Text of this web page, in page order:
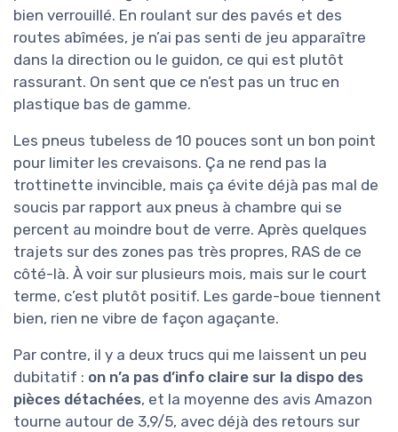
bien verrouillé. En roulant sur des pavés et des
routes abîmées, je n’ai pas senti de jeu apparaître
dans la direction ou le guidon, ce qui est plutôt
rassurant. On sent que ce n’est pas un truc en
plastique bas de gamme.
Les pneus tubeless de 10 pouces sont un bon point
pour limiter les crevaisons. Ça ne rend pas la
trottinette invincible, mais ça évite déjà pas mal de
soucis par rapport aux pneus à chambre qui se
percent au moindre bout de verre. Après quelques
trajets sur des zones pas très propres, RAS de ce
côté-là. À voir sur plusieurs mois, mais sur le court
terme, c’est plutôt positif. Les garde-boue tiennent
bien, rien ne vibre de façon agaçante.
Par contre, il y a deux trucs qui me laissent un peu
dubitatif : on n’a pas d’info claire sur la dispo des
pièces détachées, et la moyenne des avis Amazon
tourne autour de 3,9/5, avec déjà des retours sur